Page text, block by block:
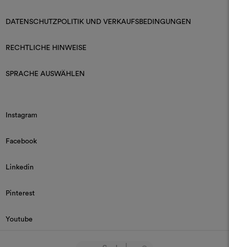
DATENSCHUTZPOLITIK UND VERKAUFSBEDINGUNGEN
RECHTLICHE HINWEISE
SPRACHE AUSWÄHLEN
Instagram
Facebook
Linkedin
Pinterest
Youtube
© 2026 Dedar P.IVA 03187590157